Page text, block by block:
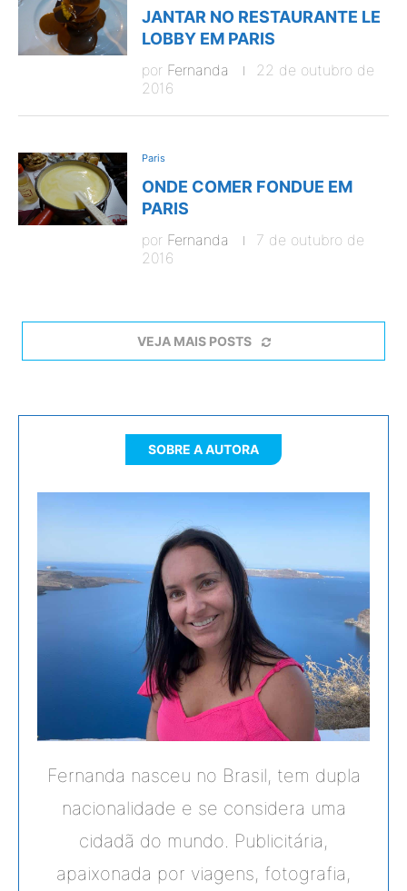
JANTAR NO RESTAURANTE LE
LOBBY EM PARIS
por Fernanda
22 de outubro de
2016
Paris
ONDE COMER FONDUE EM
PARIS
por Fernanda
7 de outubro de
2016
VEJA MAIS POSTS
SOBRE A AUTORA
Fernanda nasceu no Brasil, tem dupla
nacionalidade e se considera uma
cidadã do mundo. Publicitária,
apaixonada por viagens, fotografia,